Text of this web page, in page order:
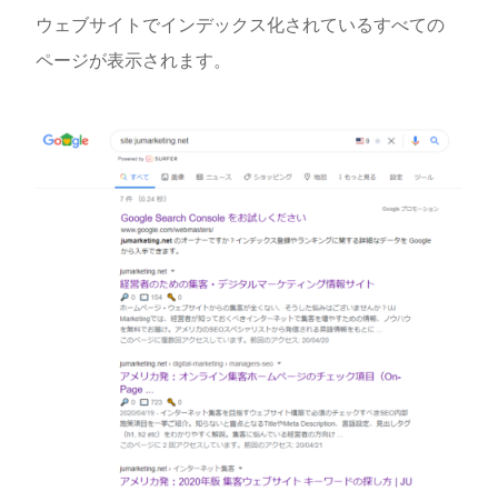
ウェブサイトでインデックス化されているすべての
ページが表示されます。